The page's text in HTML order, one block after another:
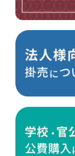
その他ねじ
電材・設備
切削工具
ケミカル製品
荷役伝導